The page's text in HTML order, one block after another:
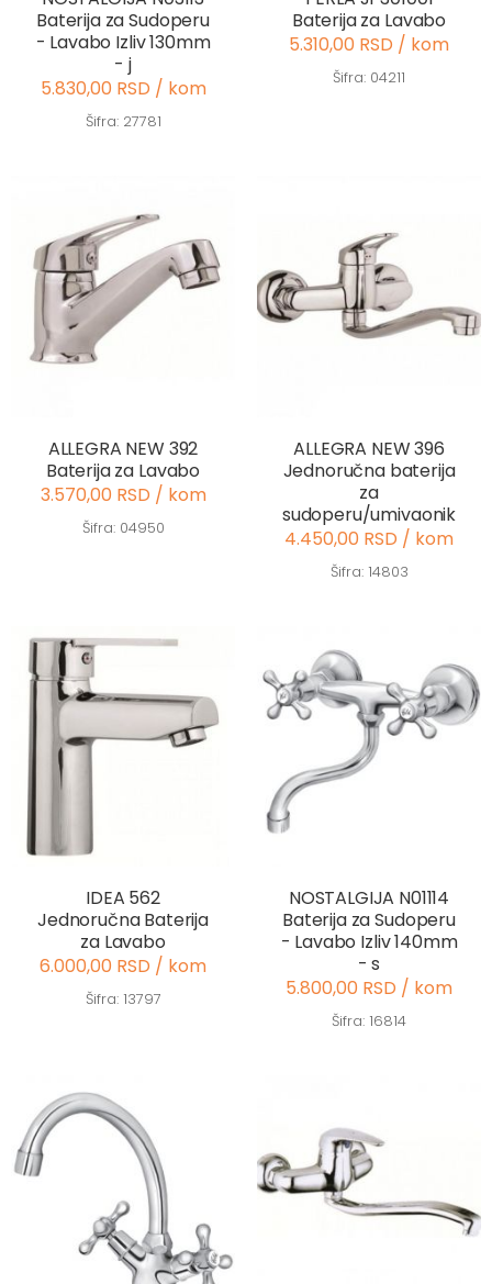
Baterija za Sudoperu
- Lavabo Izliv 130mm
- j
5.830,00 RSD / kom
Šifra: 27781
Baterija za Lavabo
5.310,00 RSD / kom
Šifra: 04211
ALLEGRA NEW 392
Baterija za Lavabo
3.570,00 RSD / kom
Šifra: 04950
ALLEGRA NEW 396
Jednoručna baterija
za
sudoperu/umivaonik
4.450,00 RSD / kom
Šifra: 14803
IDEA 562
Jednoručna Baterija
za Lavabo
6.000,00 RSD / kom
Šifra: 13797
NOSTALGIJA N01114
Baterija za Sudoperu
- Lavabo Izliv 140mm
- s
5.800,00 RSD / kom
Šifra: 16814